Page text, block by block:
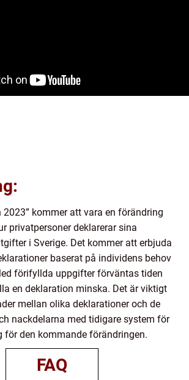
2023” kommer att vara en förändring
privatpersoner deklarerar sina
i Sverige. Det kommer att erbjuda
baserat på individens behov
förifyllda uppgifter förväntas tiden
en deklaration minska. Det är viktigt
mellan olika deklarationer och de
nackdelarna med tidigare system för
för den kommande förändringen.
FAQ